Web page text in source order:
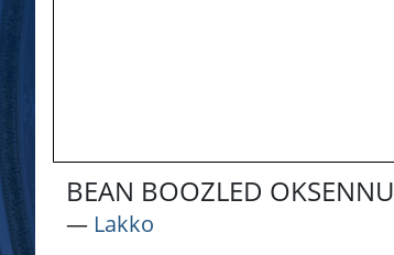
BEAN BOOZLED
― Lakko